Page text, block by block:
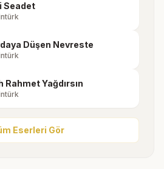
Seadet
Düşen Nevreste
Rahmet Yağdırsın
Eserleri Gör